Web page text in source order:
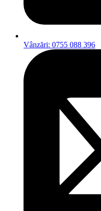
Vânzări: 0755 088 396